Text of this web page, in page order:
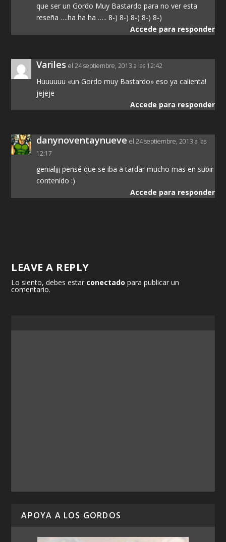
que ser un Gordo Muy Bastardo para no ver esta
reseña ….ha ha ha ….. 8-) 8-) 8-) 8-) 8-)
Accede para responder
Variles el 24 septiembre, 2013 a las 12:42
Huuuuuu «un Gordo muy Bastardo» eso ya calienta!
jejeje
Accede para responder
danynoventaynueve el 24 septiembre, 2013 a las
12:17
genial¡¡¡ pensé que se iba a tardar mucho mas en subir
contenido :)
Accede para responder
LEAVE A REPLY
Lo siento, debes estar conectado para publicar un
comentario.
APOYA A LOS GORDOS